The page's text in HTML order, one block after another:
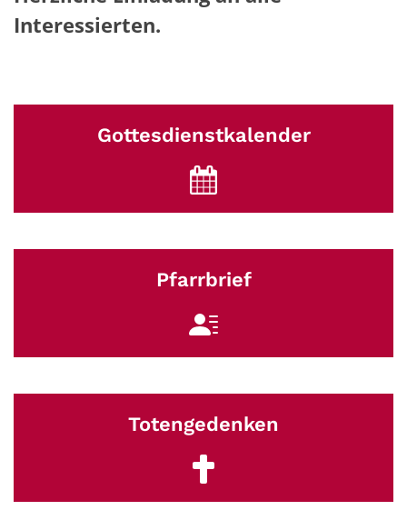
Interessierten.
Gottesdienstkalender
Pfarrbrief
Totengedenken